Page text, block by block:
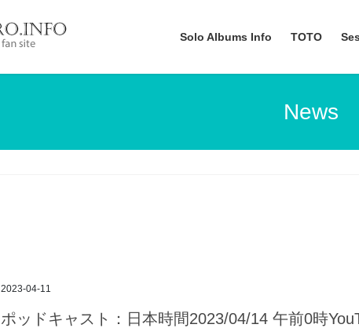
Solo Albums Info TOTO
News
2023-04-11
ポッドキャスト：日本時間2023/04/14 午前0時